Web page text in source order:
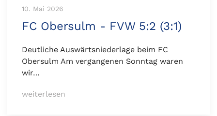
10. Mai 2026
FC Obersulm - FVW 5:2 (3:1)
Deutliche Auswärtsniederlage beim FC
Obersulm Am vergangenen Sonntag waren
wir…
weiterlesen